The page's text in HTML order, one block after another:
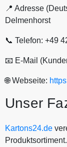
📍 Adresse
Delmenhorst
📞 Telefon: +49
📧 E-Mail
🌐 Webseite:
Unser
Kartons24.de